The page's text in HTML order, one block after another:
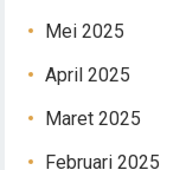
Mei 2025
April 2025
Maret 2025
Februari 2025